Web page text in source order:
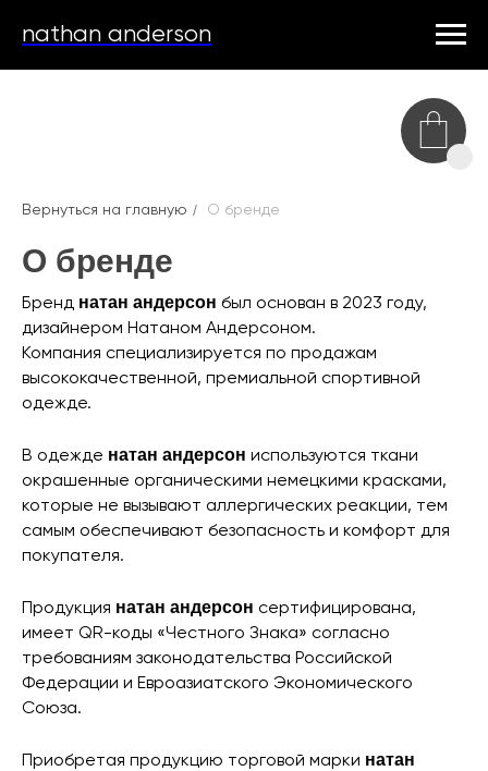
nathan anderson
Вернуться на главную / О бренде
О бренде
Бренд натан андерсон был основан в 2023 году,
дизайнером Натаном Андерсоном.
Компания специализируется по продажам
высококачественной, премиальной спортивной
одежде.
В одежде натан андерсон используются ткани
окрашенные органическими немецкими красками,
которые не вызывают аллергических реакции, тем
самым обеспечивают безопасность и комфорт для
покупателя.
Продукция натан андерсон сертифицирована,
имеет QR-коды «Честного Знака» согласно
требованиям законодательства Российской
Федерации и Евроазиатского Экономического
Союза.
Приобретая продукцию торговой марки натан